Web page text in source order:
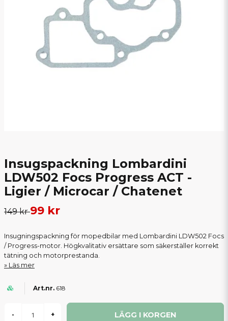
Insugspackning Lombardini
LDW502 Focs Progress ACT -
Ligier / Microcar / Chatenet
149 kr99 kr
Insugningspackning för mopedbilar med Lombardini LDW502 Focs
/ Progress-motor. Högkvalitativ ersättare som säkerställer korrekt
tätning och motorprestanda.
Läs mer
618
- + LÄGG I KORGEN